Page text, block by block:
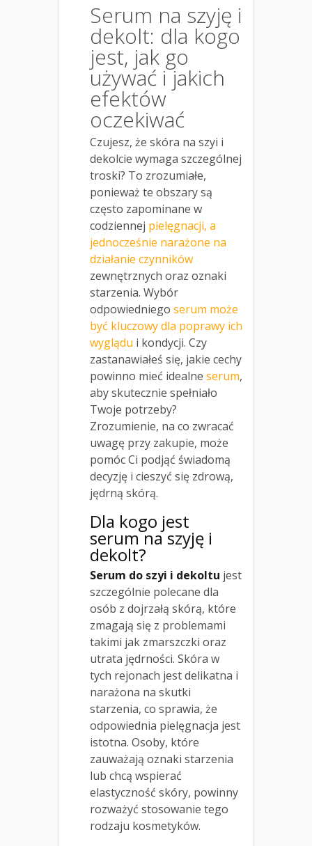
Serum na szyję i
dekolt: dla kogo
jest, jak go
używać i jakich
efektów
oczekiwać
Czujesz, że skóra na szyi i
dekolcie wymaga szczególnej
troski? To zrozumiałe,
ponieważ te obszary są
często zapominane w
codziennej pielęgnacji, a
jednocześnie narażone na
działanie czynników
zewnętrznych oraz oznaki
starzenia. Wybór
odpowiedniego serum może
być kluczowy dla poprawy ich
wyglądu i kondycji. Czy
zastanawiałeś się, jakie cechy
powinno mieć idealne serum,
aby skutecznie spełniało
Twoje potrzeby?
Zrozumienie, na co zwracać
uwagę przy zakupie, może
pomóc Ci podjąć świadomą
decyzję i cieszyć się zdrową,
jędrną skórą.
Dla kogo jest
serum na szyję i
dekolt?
Serum do szyi i dekoltu jest
szczególnie polecane dla
osób z dojrzałą skórą, które
zmagają się z problemami
takimi jak zmarszczki oraz
utrata jędrności. Skóra w
tych rejonach jest delikatna i
narażona na skutki
starzenia, co sprawia, że
odpowiednia pielęgnacja jest
istotna. Osoby, które
zauważają oznaki starzenia
lub chcą wspierać
elastyczność skóry, powinny
rozważyć stosowanie tego
rodzaju kosmetyków.